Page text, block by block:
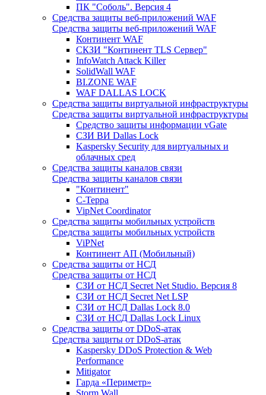
ПК "Соболь". Версия 4
Средства защиты веб-приложений WAF
Средства защиты веб-приложений WAF
Континент WAF
СКЗИ "Континент TLS Сервер"
InfoWatch Attack Killer
SolidWall WAF
BI.ZONE WAF
WAF DALLAS LOCK
Средства защиты виртуальной инфраструктуры
Средства защиты виртуальной инфраструктуры
Средство защиты информации vGate
СЗИ ВИ Dallas Lock
Kaspersky Security для виртуальных и
облачных сред
Средства защиты каналов связи
Средства защиты каналов связи
"Континент"
С-Терра
VipNet Coordinator
Средства защиты мобильных устройств
Средства защиты мобильных устройств
ViPNet
Континент АП (Мобильный)
Средства защиты от НСД
Средства защиты от НСД
СЗИ от НСД Secret Net Studio. Версия 8
СЗИ от НСД Secret Net LSP
СЗИ от НСД Dallas Lock 8.0
СЗИ от НСД Dallas Lock Linux
Средства защиты от DDoS-атак
Средства защиты от DDoS-атак
Kaspersky DDoS Protection & Web
Performance
Mitigator
Гарда «Периметр»
Storm Wall